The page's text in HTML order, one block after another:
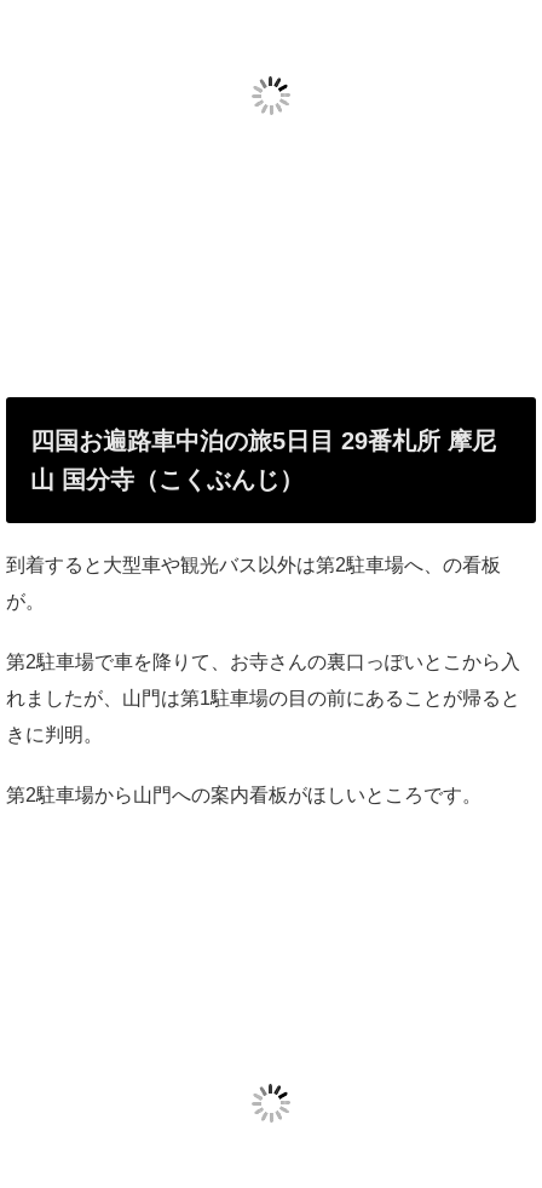
四国お遍路車中泊の旅5日目 29番札所 摩尼
山 国分寺（こくぶんじ）
到着すると大型車や観光バス以外は第2駐車場へ、の看板
が。
第2駐車場で車を降りて、お寺さんの裏口っぽいとこから入
れましたが、山門は第1駐車場の目の前にあることが帰ると
きに判明。
第2駐車場から山門への案内看板がほしいところです。